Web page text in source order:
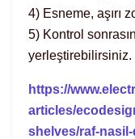
4) Esneme, aşırı
5) Kontrol
yerleştirebilirsiniz.
https://
articles/
shelves/raf-